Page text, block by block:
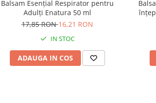
Balsam Esențial Respirator pentru
Adulți Enatura 50 ml
17,85 RON16,21 RON
IN STOC
ADAUGA IN COS